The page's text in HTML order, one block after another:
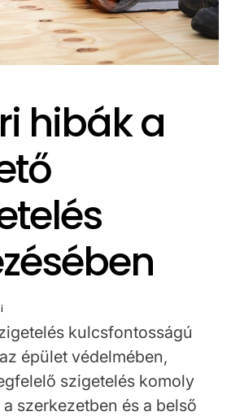
hibák a
kulcsfontosságú
épület védelmében,
szigetelés komoly
szerkezetben és a belső